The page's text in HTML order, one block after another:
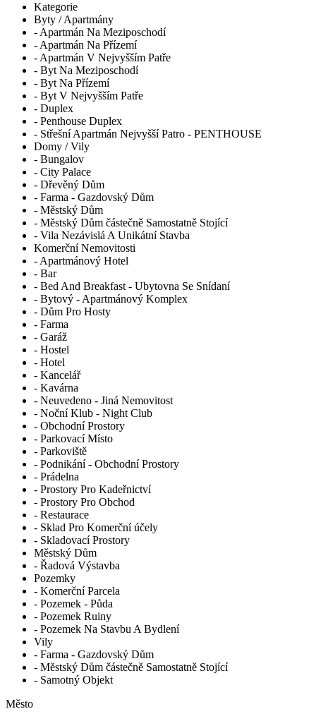
Kategorie
Byty / Apartmány
- Apartmán Na Meziposchodí
- Apartmán Na Přízemí
- Apartmán V Nejvyšším Patře
- Byt Na Meziposchodí
- Byt Na Přízemí
- Byt V Nejvyšším Patře
- Duplex
- Penthouse Duplex
- Střešní Apartmán Nejvyšší Patro - PENTHOUSE
Domy / Vily
- Bungalov
- City Palace
- Dřevěný Dům
- Farma - Gazdovský Dům
- Městský Dům
- Městský Dům částečně Samostatně Stojící
- Vila Nezávislá A Unikátní Stavba
Komerční Nemovitosti
- Apartmánový Hotel
- Bar
- Bed And Breakfast - Ubytovna Se Snídaní
- Bytový - Apartmánový Komplex
- Dům Pro Hosty
- Farma
- Garáž
- Hostel
- Hotel
- Kancelář
- Kavárna
- Neuvedeno - Jiná Nemovitost
- Noční Klub - Night Club
- Obchodní Prostory
- Parkovací Místo
- Parkoviště
- Podnikání - Obchodní Prostory
- Prádelna
- Prostory Pro Kadeřnictví
- Prostory Pro Obchod
- Restaurace
- Sklad Pro Komerční účely
- Skladovací Prostory
Městský Dům
- Řadová Výstavba
Pozemky
- Komerční Parcela
- Pozemek - Půda
- Pozemek Ruiny
- Pozemek Na Stavbu A Bydlení
Vily
- Farma - Gazdovský Dům
- Městský Dům částečně Samostatně Stojící
- Samotný Objekt
Město